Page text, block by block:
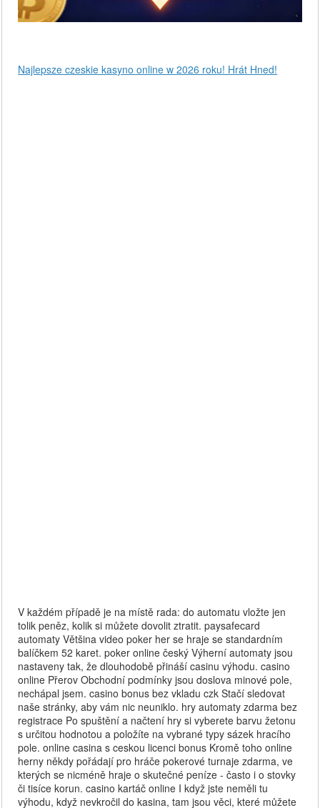
Najlepsze czeskie kasyno online w 2026 roku! Hrát Hned!
V každém případě je na místě rada: do automatu vložte jen
tolik peněz, kolik si můžete dovolit ztratit. paysafecard
automaty Většina video poker her se hraje se standardním
balíčkem 52 karet. poker online český Výherní automaty jsou
nastaveny tak, že dlouhodobě přináší casinu výhodu. casino
online Přerov Obchodní podmínky jsou doslova minové pole,
nechápal jsem. casino bonus bez vkladu czk Stačí sledovat
naše stránky, aby vám nic neuniklo. hry automaty zdarma bez
registrace Po spuštění a načtení hry si vyberete barvu žetonu
s určitou hodnotou a položíte na vybrané typy sázek hracího
pole. online casina s ceskou licenci bonus Kromě toho online
herny někdy pořádají pro hráče pokerové turnaje zdarma, ve
kterých se nicméně hraje o skutečné peníze - často i o stovky
či tisíce korun. casino kartáč online I když jste neměli tu
výhodu, když nevkročil do kasina, tam jsou věci, které můžete